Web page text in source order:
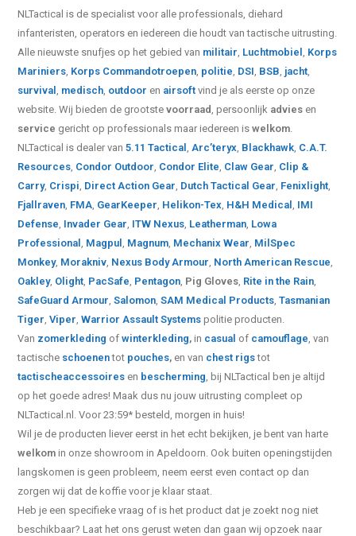
NLTactical is de specialist voor alleprofessionals, diehard
infanteristen, operators en iedereen die houdt van tactische uitrusting.
Alle nieuwste snufjes op het gebied van militair, Luchtmobiel, Korps
Mariniers, Korps Commandotroepen, politie, DSI, BSB, jacht,
survival, medisch, outdoor en airsoft vind je als eerste op onze
website.Wij bieden de grootstevoorraad, persoonlijk advies en
service gericht op professionals maar iedereen iswelkom.
NLTactical is dealer van5.11 Tactical,Arc’teryx, Blackhawk, C.A.T.
Resources, Condor Outdoor, Condor Elite, Claw Gear, Clip &
Carry, Crispi, Direct Action Gear, Dutch Tactical Gear, Fenixlight,
Fjallraven, FMA, GearKeeper, Helikon-Tex, H&H Medical, IMI
Defense, Invader Gear, ITW Nexus, Leatherman, Lowa
Professional, Magpul, Magnum, Mechanix Wear, MilSpec
Monkey, Morakniv, Nexus Body Armour, North American Rescue,
Oakley, Olight, PacSafe, Pentagon, Pig Gloves, Rite in the Rain,
SafeGuard Armour,Salomon,SAM Medical Products,Tasmanian
Tiger,Viper,Warrior Assault Systems politie producten.
Van zomerkleding ofwinterkleding, in casual of camouflage, van
tactische schoenentot pouches, en van chest rigstot
tactischeaccessoires en bescherming, bij NLTactical ben je altijd
op het goede adres! Maak dus nu jouw uitrusting compleet op
NLTactical.nl. Voor 23:59* besteld, morgen in huis!
Wil je de producten liever eerst in het echt bekijken, je bent van harte
welkom in onze showroom in Apeldoorn. Ook buiten openingstijden
langskomen is geen probleem, neem eerst even contact op dan
zorgen wij dat de koffie voor je klaar staat.
Heb je een specifieke vraag of is het product dat je zoekt nog niet
beschikbaar? Laat het ons gerust weten dan gaan wij opzoek naar